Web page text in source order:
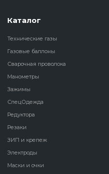
Каталог
Технические газы
Газовые баллоны
Сварочная проволока
Манометры
Зажимы
СпецОдежда
Редуктора
Резаки
ЗИП и крепеж
Электроды
Маски и очки